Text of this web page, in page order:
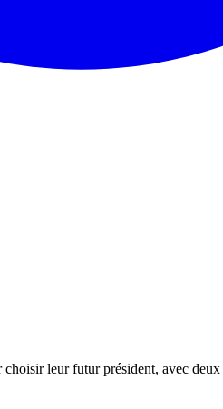
leur futur président, avec